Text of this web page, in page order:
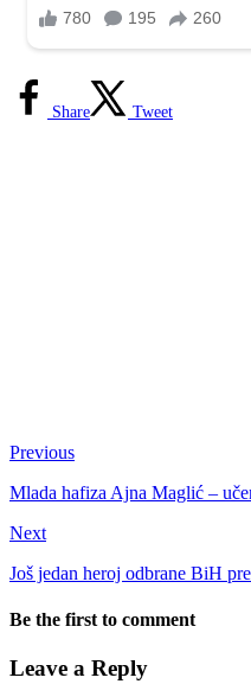
Share Tweet
Previous
Mlada hafiza Ajna Maglić –
Next
Još jedan heroj odbrane BiH
Be the first to comment
Leave a Reply